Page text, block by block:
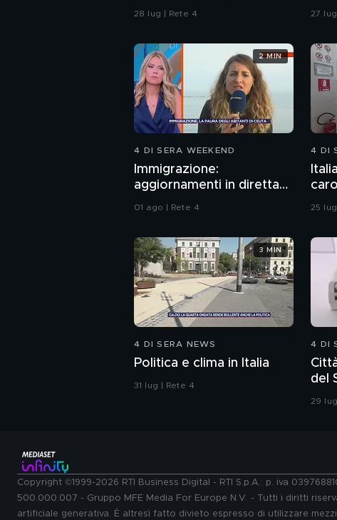
Procura di Pavia non ha
28 lug | Rete 4 27
4 DI SERA WEEKEND
Immigrazione:
aggiornamenti in diretta
da Ceuta
01 ago | Rete 4
2 MIN
4 DI
25
4 DI SERA NEWS
Politica e clima in Italia
31 lug | Rete 4
3 MIN
4 DI
del
29
Copyright ©1999-2026 RTI Business Digital - RTI S.p.A.: p. iva
500.000.007 - Gruppo MFE Media For Europe N.V. - Tutti i diritti
artificiale generativa. È altresì fatto divieto espresso di utilizzare